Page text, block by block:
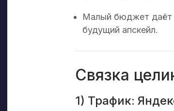
Малый бюджет даёт
будущий апскейл.
Связка
1) Трафик: